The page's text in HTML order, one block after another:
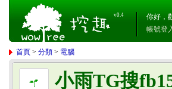
v0.4
你好，
帳號登
首頁 >分類 > 電腦
小雨TG搜